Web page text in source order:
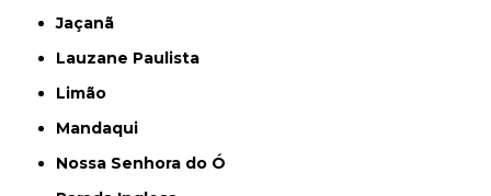
Jaçanã
Lauzane Paulista
Limão
Mandaqui
Nossa Senhora do Ó